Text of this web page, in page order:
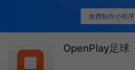
免费制作小程序
OpenPlay足球